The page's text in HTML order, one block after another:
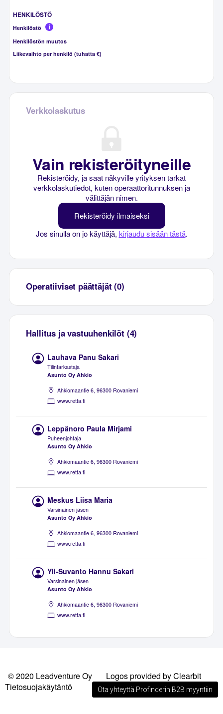
HENKILÖSTÖ
Henkilöstö
Henkilöstön muutos
Liikevaihto per henkilö (tuhatta €)
Verkkolaskutus
Vain rekisteröityneille
Rekisteröidy, ja saat näkyville yrityksen tarkat
verkkolaskutiedot, kuten operaattoritunnuksen ja
välittäjän nimen.
Rekisteröidy ilmaiseksi
Jos sinulla on jo käyttäjä, kirjaudu sisään tästä.
Operatiiviset päättäjät (0)
Hallitus ja vastuuhenkilöt (4)
Lauhava Panu Sakari
Tilintarkastaja
Asunto Oy Ahkio
Ahkiomaantie 6, 96300 Rovaniemi
www.retta.fi
Leppänoro Paula Mirjami
Puheenjohtaja
Asunto Oy Ahkio
Ahkiomaantie 6, 96300 Rovaniemi
www.retta.fi
Meskus Liisa Maria
Varsinainen jäsen
Asunto Oy Ahkio
Ahkiomaantie 6, 96300 Rovaniemi
www.retta.fi
Yli-Suvanto Hannu Sakari
Varsinainen jäsen
Asunto Oy Ahkio
Ahkiomaantie 6, 96300 Rovaniemi
www.retta.fi
© 2020 Leadventure Oy
Logos provided by Clearbit
Tietosuojakäytäntö
Ota yhteyttä Profinderin B2B myyntiin